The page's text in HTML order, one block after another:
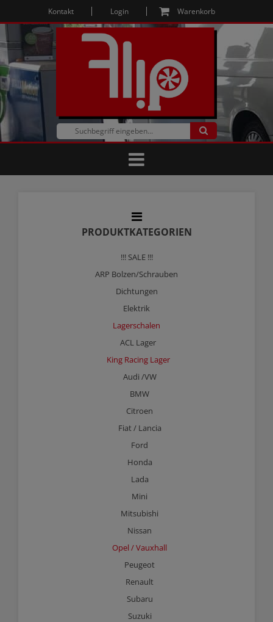
Kontakt Login Warenkorb
PRODUKTKATEGORIEN
!!! SALE !!!
ARP Bolzen/Schrauben
Dichtungen
Elektrik
Lagerschalen
ACL Lager
King Racing Lager
Audi /VW
BMW
Citroen
Fiat / Lancia
Ford
Honda
Lada
Mini
Mitsubishi
Nissan
Opel / Vauxhall
Peugeot
Renault
Subaru
Suzuki